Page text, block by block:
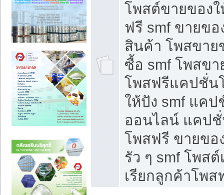
โพสต์ขายของ
ฟรี smf ขายข
สินค้า โพสขาย
ซื้อ smf โพสข
โพสฟรีแคปชั่น
ให้ปัง smf แค
ออนไลน์ แคป
โพสฟรี ขายขอ
รัว ๆ smf โพส
เรียกลูกค้าโพส